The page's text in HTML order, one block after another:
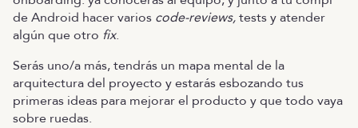
de Android hacer varios code-reviews,tests y atender
algún que otro fix.
Serás uno/a más, tendrás un mapa mental de la
arquitectura del proyecto y estarás esbozando tus
primeras ideas para mejorar el producto y que todo vaya
sobre ruedas.